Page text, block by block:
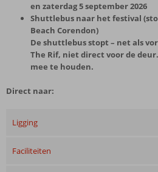
en zaterdag 5 september 2026
Shuttlebus naar het festival
Beach Corendon)
De shuttlebus stopt – net als
The Rif, niet direct voor de
mee te houden.
Direct naar:
Ligging
Faciliteiten